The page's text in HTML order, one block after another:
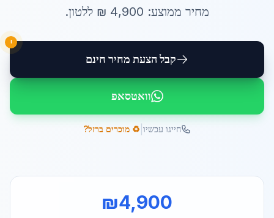
מחיר ממוצע: 4,900 ₪ ללטון.
קבל הצעת מחיר חינם
!
וואטסאפ
חייגו עכשיו ♻️ מוכרים ברזל?
₪4,900